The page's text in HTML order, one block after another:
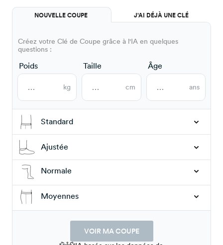
NOUVELLE COUPE J'AI DÉJÀ UNE CLÉ
Créez votre Clé de Coupe grâce à l'IA en quelques
questions :
Poids
kg
Taille
cm
Âge
ans
Standard
Ajustée
Normale
Moyennes
VOIR MA COUPE